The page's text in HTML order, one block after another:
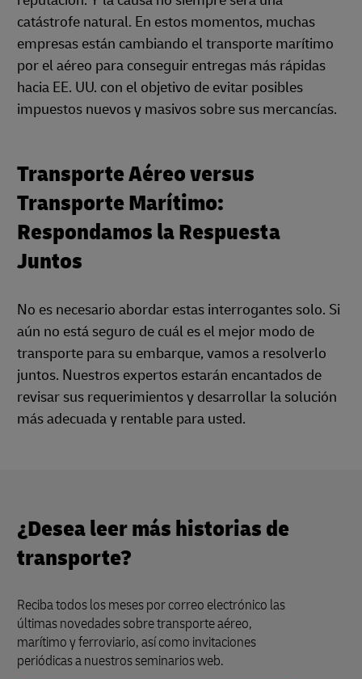
catástrofe natural. En estos momentos, muchas
empresas están cambiando el transporte marítimo
por el aéreo para conseguir entregas más rápidas
hacia EE. UU. con el objetivo de evitar posibles
impuestos nuevos y masivos sobre sus mercancías.
Transporte Aéreo versus
Transporte Marítimo:
Respondamos la Respuesta
Juntos
No es necesario abordar estas interrogantes solo. Si
aún no está seguro de cuál es el mejor modo de
transporte para su embarque, vamos a resolverlo
juntos. Nuestros expertos estarán encantados de
revisar sus requerimientos y desarrollar la solución
más adecuada y rentable para usted.
¿Desea leer más historias de
transporte?
Reciba todos los meses por correo electrónico las
últimas novedades sobre transporte aéreo,
marítimo y ferroviario, así como invitaciones
periódicas a nuestros seminarios web.